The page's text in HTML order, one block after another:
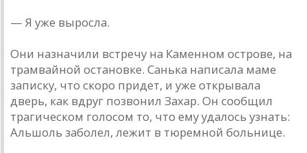
— Я уже выросла.
Они назначили встречу на Каменном острове, на
трамвайной остановке. Санька написала маме
записку, что скоро придет, и уже открывала
дверь, как вдруг позвонил Захар. Он сообщил
трагическом голосом то, что ему удалось узнать:
Альшоль заболел, лежит в тюремной больнице.